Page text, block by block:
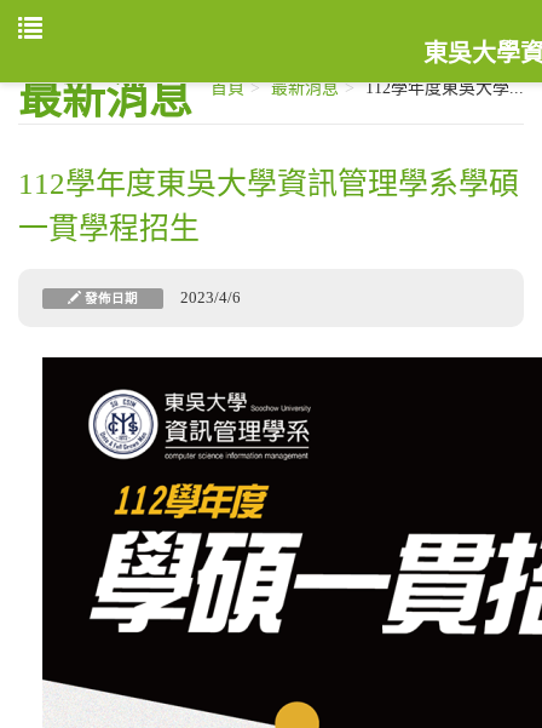
東吳大學
最新消息 首頁 最新消息 112學年度東吳大學...
112學年度東吳大學資訊管理學系學碩
一貫學程招生
發佈日期 2023/4/6